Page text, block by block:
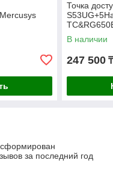
Точка
В наличии
247 500 ₸
сформирован
за последний год